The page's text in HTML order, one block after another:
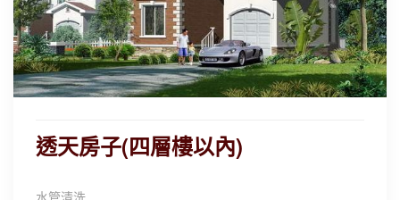
透天房子(四層樓以內)
水管清洗